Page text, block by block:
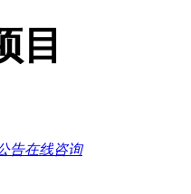
目
告在线咨询